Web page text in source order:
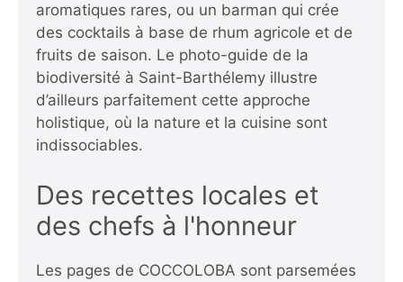
aromatiques rares, ou un barman qui crée
des cocktails à base de rhum agricole et de
fruits de saison. Le photo-guide de la
biodiversité à Saint-Barthélemy illustre
d’ailleurs parfaitement cette approche
holistique, où la nature et la cuisine sont
indissociables.
Des recettes locales et
des chefs à l'honneur
Les pages de COCCOLOBA sont parsemées